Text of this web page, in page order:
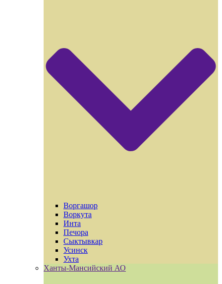
Воргашор
Воркута
Инта
Печора
Сыктывкар
Усинск
Ухта
Ханты-Мансийский АО